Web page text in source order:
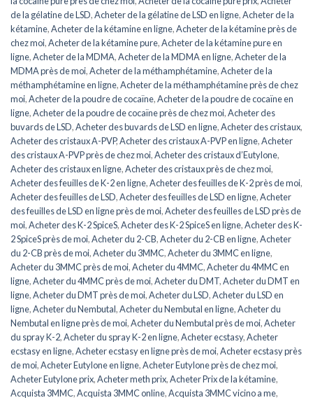
de la gélatine de LSD,Acheter de la gélatine de LSD en ligne,Acheter de la
kétamine,Acheter de la kétamine en ligne,Acheter de la kétamine près de
chez moi,Acheter de la kétamine pure,Acheter de la kétamine pure en
ligne,Acheter de la MDMA,Acheter de la MDMA en ligne,Acheter de la
MDMA près de moi,Acheter de la méthamphétamine,Acheter de la
méthamphétamine en ligne,Acheter de la méthamphétamine près de chez
moi,Acheter de la poudre de cocaïne,Acheter de la poudre de cocaïne en
ligne,Acheter de la poudre de cocaïne près de chez moi,Acheter des
buvards de LSD,Acheter des buvards de LSD en ligne,Acheter des cristaux,
Acheter des cristaux A-PVP,Acheter des cristaux A-PVP en ligne,Acheter
des cristaux A-PVP près de chez moi,Acheter des cristaux d’Eutylone,
Acheter des cristaux en ligne,Acheter des cristaux près de chez moi,
Acheter des feuilles de K-2 en ligne,Acheter des feuilles de K-2 près de moi,
Acheter des feuilles de LSD,Acheter des feuilles de LSD en ligne,Acheter
des feuilles de LSD en ligne près de moi,Acheter des feuilles de LSD près de
moi,Acheter des K-2 SpiceS,Acheter des K-2 SpiceS en ligne,Acheter des K-
2 SpiceS près de moi,Acheter du 2-CB,Acheter du 2-CB en ligne,Acheter
du 2-CB près de moi,Acheter du 3MMC,Acheter du 3MMC en ligne,
Acheter du 3MMC près de moi,Acheter du 4MMC,Acheter du 4MMC en
ligne,Acheter du 4MMC près de moi,Acheter du DMT,Acheter du DMT en
ligne,Acheter du DMT près de moi,Acheter du LSD,Acheter du LSD en
ligne,Acheter du Nembutal,Acheter du Nembutal en ligne,Acheter du
Nembutal en ligne près de moi,Acheter du Nembutal près de moi,Acheter
du spray K-2,Acheter du spray K-2 en ligne,Acheter ecstasy,Acheter
ecstasy en ligne,Acheter ecstasy en ligne près de moi,Acheter ecstasy près
de moi,Acheter Eutylone en ligne,Acheter Eutylone près de chez moi,
Acheter Eutylone prix,Acheter meth prix,Acheter Prix de la kétamine,
Acquista 3MMC,Acquista 3MMC online,Acquista 3MMC vicino a me,